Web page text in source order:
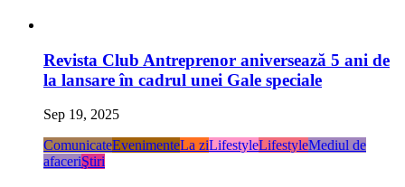
Revista Club Antreprenor aniversează 5 ani de
la lansare în cadrul unei Gale speciale
Sep 19, 2025
ComunicateEvenimenteLa ziLifestyleLifestyleMediul de
afaceriŞtiri